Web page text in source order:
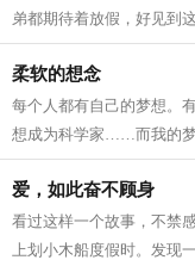
弟都期待着放假，好见到
了。车在乡间的道路上飞
柔软的想念
每个人都有自己的梦想。
想成为科学家……而我的
前那个健康的哥哥依旧在
爱，如此奋不顾身
看过这样一个故事，不禁
上划小木船度假时。发现